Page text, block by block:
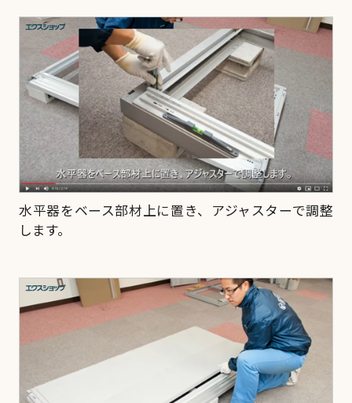
水平器をベース部材上に置き、アジャスターで調整
します。